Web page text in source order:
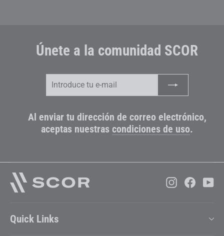
Únete a la comunidad SCOR
Al enviar tu dirección de correo electrónico,
aceptas nuestras condiciones de uso.
Instagram
Quick Links